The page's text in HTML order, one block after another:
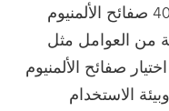
وتجدر الإشارة إلى أن خصائص 4047 صفائح الألمنيوم
من العوامل مثل
صفائح الألمنيوم
الاستخدام